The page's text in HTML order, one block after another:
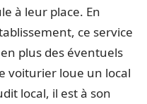
à leur place. En
ce service
plus des éventuels
voiturier loue un local
local, il est à son